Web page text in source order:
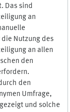
Das sind
an
Nutzung des
an allen
den
den
Umfrage,
und solche